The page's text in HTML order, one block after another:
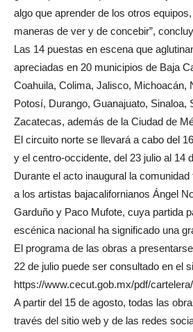
algo que aprender de los otros
maneras de ver y de concebir”,
Las 14 puestas en escena que
apreciadas en 20 municipios de Baja
Coahuila, Colima, Jalisco, Michoacán,
Potosí, Durango, Guanajuato, Sinaloa,
Zacatecas, además de la Ciudad de
El circuito norte se llevará a cabo del
y el centro-occidente, del 23 julio al 14
Durante el acto inaugural la
a los artistas bajacalifornianos Ángel
Garduño y Paco Mufote, cuya partida
escénica nacional ha significado una
El programa de las obras a
22 de julio puede ser consultado en el
https://www.cecut.gob.mx/pdf/
A partir del 15 de agosto, todas las
través del sitio web y de las redes